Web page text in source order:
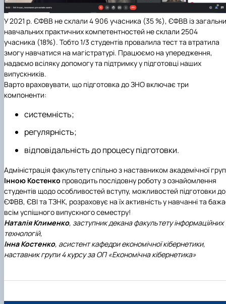
У 2021 р. ЄФВВ не склали 4 906 учасника (35 %), ЄФВВ із
навчальних практичних компетентностей не склали 2504
учасника (18%). Тобто 1/3 студентів провалила тест та втратила
змогу навчатися на магістратурі. Працюємо на упередження,
надаємо всіляку допомогу та підтримку у підготовці наших
випускників.
Варто враховувати, що підготовка до ЗНО включає три
компоненти:
системність;
регулярність;
відповідальність до процесу підготовки.
Адміністрація факультету спільно з наставником академічної
Інною Костенко проводить послідовну роботу з ознайомлення
студентів щодо особливостей вступу, можливостей підготовки до
ЄФВВ, ЄВІ та ТЗНК, розраховує на їх активність у навчанні та
всім успішного випускного семестру!
Наталія Клименко, заступник декана факультету інформаційних
технологій,
Інна Костенко, асистент кафедри економічної кібернетики,
наставник групи 4 курсу за ОП «Економічна кібернетика»